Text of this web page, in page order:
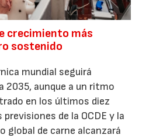
crecimiento más
sostenido
mundial seguirá
2035, aunque a un ritmo
en los últimos diez
previsiones de la OCDE y la
global de carne alcanzará